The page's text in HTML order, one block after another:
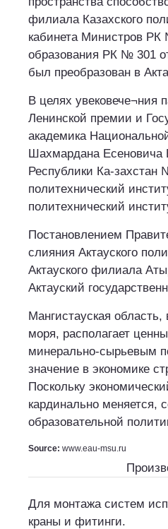
филиала Казахского
кабинета Министров РК
образования РК № 301
был преобразован в
В целях увековече¬ния
Ленинской премии и
академика
Шахмардана Есеновича
Республики Ка-захстан
политехнический
политехнический
Постановлением
слияния Актауского
Актауского филиала
Актауский
Мангистауская область,
моря, располагает
минерально-сырьевым
значение в экономике
Поскольку
кардинально меняется,
образовательной
Source: www.eau-msu.ru
Для монтажа систем
краны и фитинги.